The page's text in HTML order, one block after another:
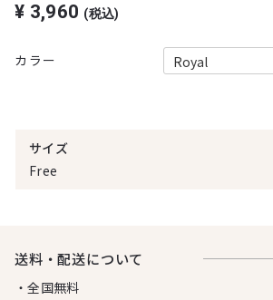
¥ 3,960 (税込)
カラー
サイズ
Free
送料・配送について
・全国無料